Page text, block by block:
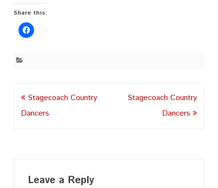
Share this:
Post
navigation
Stagecoach Country
Dancers
Stagecoach Country
Dancers
Leave a Reply